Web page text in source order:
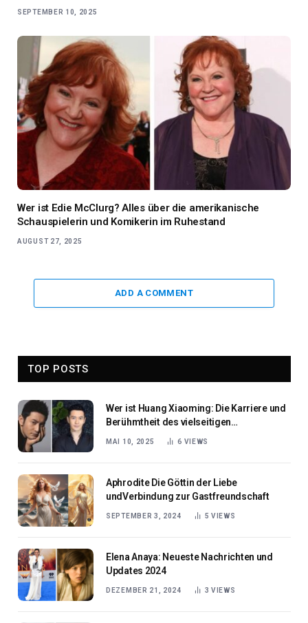
SEPTEMBER 10, 2025
Wer ist Edie McClurg? Alles über die amerikanische
Schauspielerin und Komikerin im Ruhestand
AUGUST 27, 2025
ADD A COMMENT
TOP POSTS
Wer ist Huang Xiaoming: Die Karriere und
Berühmtheit des vielseitigen
chinesischen Schauspielers und Sängers
MAI 10, 2025 6 VIEWS
Aphrodite Die Göttin der Liebe
undVerbindung zur Gastfreundschaft
SEPTEMBER 3, 2024 5VIEWS
Elena Anaya: Neueste Nachrichten und
Updates 2024
DEZEMBER 21, 2024 3VIEWS